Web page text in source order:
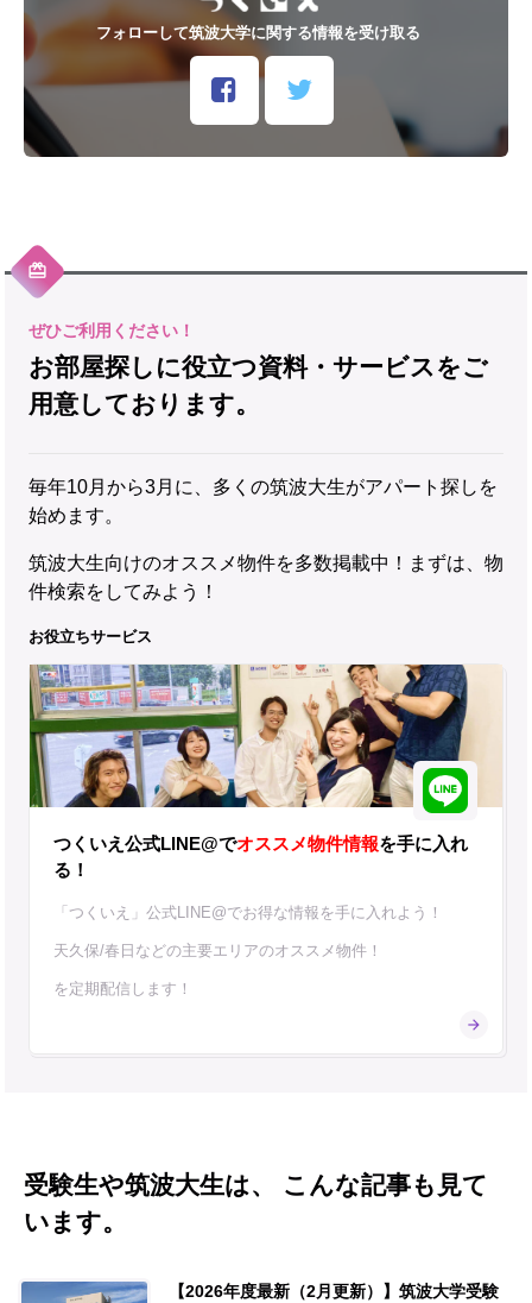
フォローして筑波大学に関する情報を受け取る
お部屋探しに役立つ資料・サービスをご
用意しております。
毎年10月から3月に、多くの筑波大生がアパート探しを
始めます。
筑波大生向けのオススメ物件を多数掲載中！まずは、物
件検索をしてみよう！
お役立ちサービス
つくいえ公式LINE@でオススメ物件情報を手に入れ
る！
「つくいえ」公式LINE@でお得な情報を手に入れよう！
天久保/春日などの主要エリアのオススメ物件！
を定期配信します！
受験生や筑波大生は、 こんな記事も見て
います。
【2026年度最新（2月更新）】筑波大学受験